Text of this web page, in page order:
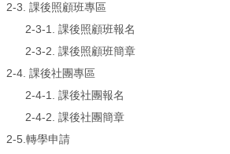
2-3. 課後照顧班專區
2-3-1. 課後照顧班報名
2-3-2. 課後照顧班簡章
2-4. 課後社團專區
2-4-1. 課後社團報名
2-4-2. 課後社團簡章
2-5.轉學申請